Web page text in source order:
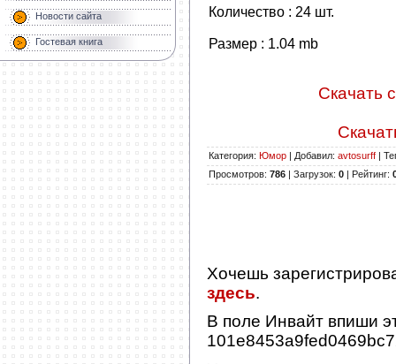
Новости сайта
Гостевая книга
Количество : 24 шт.
Размер : 1.04 mb
Скачать
Категория: Юмор | Добавил: avtosurff |
Просмотров: 786 | Загрузок: 0 | Рейтинг:
Хочешь
здесь.
В поле Инвайт впиши